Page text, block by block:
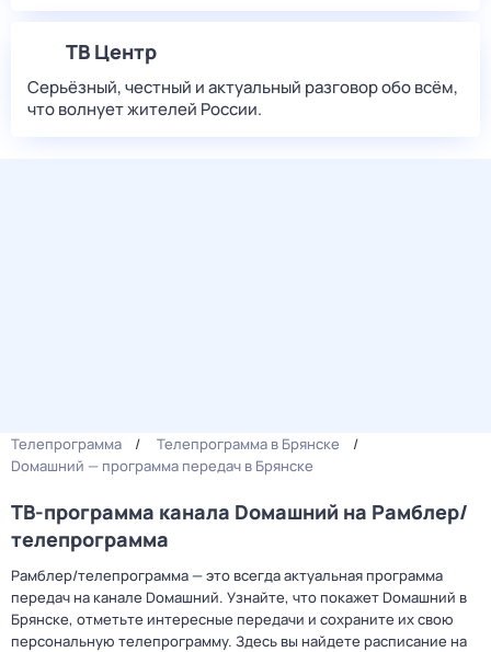
ТВ Центр
Серьёзный, честный и актуальный разговор обо всём,
что волнует жителей России.
Телепрограмма
Телепрограмма в Брянске
Dомашний — программа передач в Брянске
ТВ-программа канала Dомашний на Рамблер/
телепрограмма
Рамблер/телепрограмма — это всегда актуальная программа
передач на канале Dомашний. Узнайте, что покажет Dомашний в
Брянске, отметьте интересные передачи и сохраните их свою
персональную телепрограмму. Здесь вы найдете расписание на